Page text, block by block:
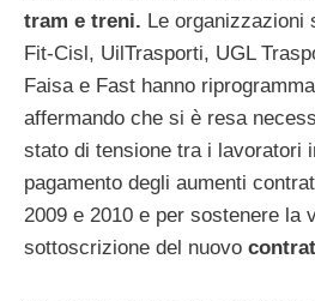
tram e treni. Le organizzazioni
Fit-Cisl, UilTrasporti, UGL
Faisa e Fast hanno
affermando che si è resa
stato di tensione tra i lavoratori
pagamento degli aumenti
2009 e 2010 e per sostenere la
sottoscrizione del nuovo